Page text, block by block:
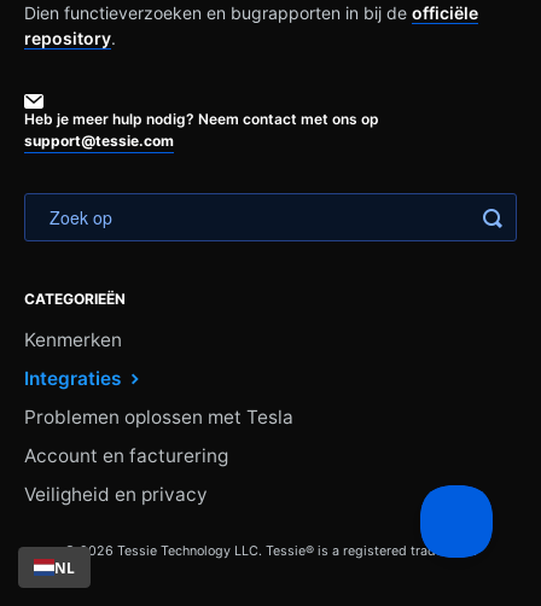
Dien functieverzoeken en bugrapporten in bij de officiële
repository.
Heb je meer hulp nodig? Neem contact met ons op
support@tessie.com
CATEGORIEËN
Kenmerken
Integraties
Problemen oplossen met Tesla
Account en facturering
Veiligheid en privacy
© 2026 Tessie Technology LLC. Tessie® is a registered trademark.
NL